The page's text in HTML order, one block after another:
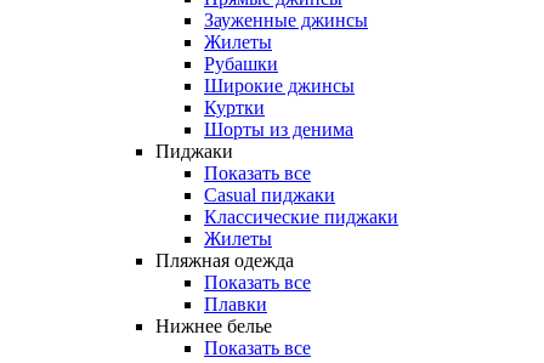
Зауженные джинсы
Жилеты
Рубашки
Широкие джинсы
Куртки
Шорты из денима
Пиджаки
Показать все
Casual пиджаки
Классические пиджаки
Жилеты
Пляжная одежда
Показать все
Плавки
Нижнее белье
Показать все